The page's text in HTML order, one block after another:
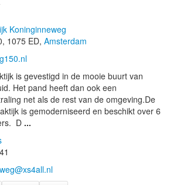
1075 ED, Amsterdam
is gevestigd in de mooie buurt van
Het pand heeft dan ook een
net als de rest van de omgeving.De
is gemoderniseerd en beschikt over 6
D ...